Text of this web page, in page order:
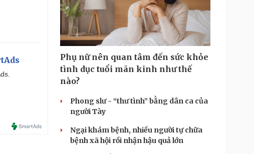
Phụ nữ nên quan tâm đến sức khỏe
tình dục tuổi mãn kinh như thế
nào?
Phong slư - “thư tình” bằng dân ca của
người Tày
Ngại khám bệnh, nhiều người tự chữa
bệnh xã hội rồi nhận hậu quả lớn